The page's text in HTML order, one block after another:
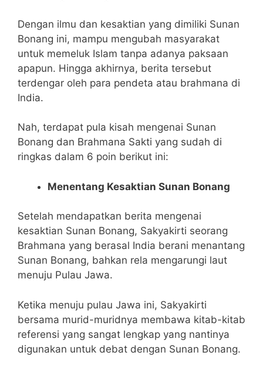
Dengan ilmu dan kesaktian yang dimiliki Sunan
Bonang ini, mampu mengubah masyarakat
untuk memeluk Islam tanpa adanya paksaan
apapun. Hingga akhirnya, berita tersebut
terdengar oleh para pendeta atau brahmana di
India.
Nah, terdapat pula kisah mengenai Sunan
Bonang dan Brahmana Sakti yang sudah di
ringkas dalam 6 poin berikut ini:
Menentang Kesaktian Sunan Bonang
Setelah mendapatkan berita mengenai
kesaktian Sunan Bonang, Sakyakirti seorang
Brahmana yang berasal India berani menantang
Sunan Bonang, bahkan rela mengarungi laut
menuju Pulau Jawa.
Ketika menuju pulau Jawa ini, Sakyakirti
bersama murid-muridnya membawa kitab­-kitab
referensi yang sangat lengkap yang nantinya
digunakan untuk debat dengan Sunan Bonang.